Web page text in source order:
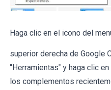
Haga clic en el icono del
superior derecha de Google
"Herramientas" y haga clic
los complementos